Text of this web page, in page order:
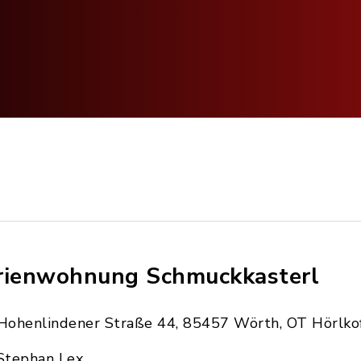
Schmuckkasterl
Straße 44, 85457 Wörth, OT